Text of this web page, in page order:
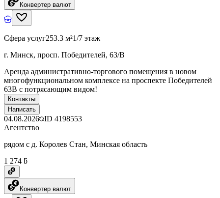
Конвертер валют
Сфера услуг253.3 м²1/7 этаж
г. Минск, просп. Победителей, 63/В
Аренда административно-торгового помещения в новом
многофункциональном комплексе на проспекте Победителей
63В с потрясающим видом!
Контакты
Написать
04.08.2026 ID 4198553
Агентство
рядом с д. Королев Стан, Минская область
1 274 ƃ
Конвертер валют